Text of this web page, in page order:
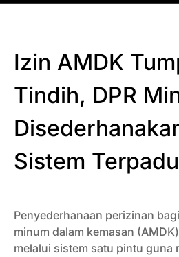
Izin AMDK
Tindih, DPR
Sistem Terpadu
Penyederhanaan perizinan
minum dalam kemasan
melalui sistem satu pintu guna